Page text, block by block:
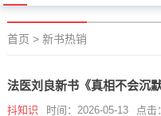
首页 > 新书热销
法医刘良新书《真相不会沉
抖知识 时间：2026-05-13 点击